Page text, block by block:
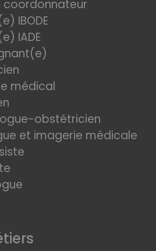
coordonnateur
IBODE
IADE
médical
obstétricien
et imagerie médicale